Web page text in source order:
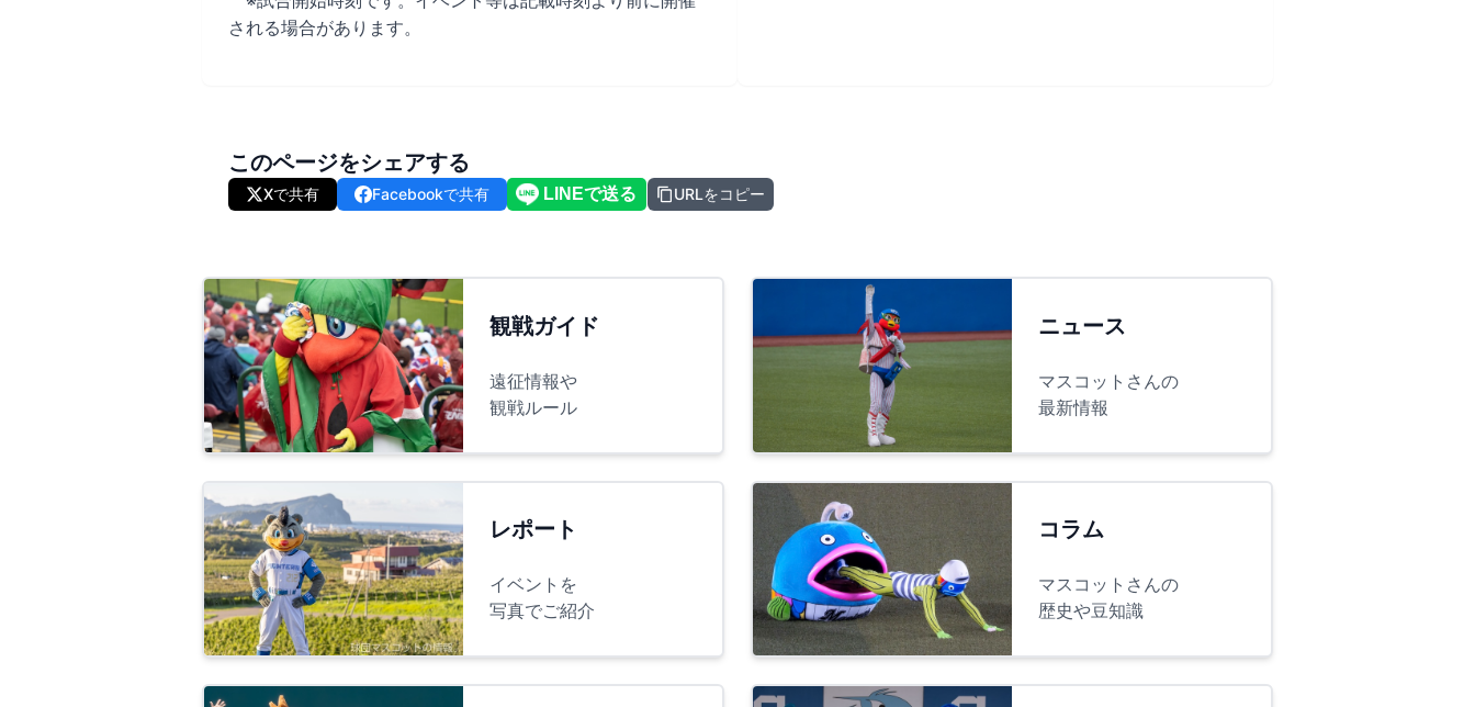
される場合があります。
このページをシェアする
Xで共有 Facebookで共有 URLをコピー
観戦ガイド
遠征情報や
観戦ルール
ニュース
マスコットさんの
最新情報
レポート
イベントを
写真でご紹介
コラム
マスコットさんの
歴史や豆知識